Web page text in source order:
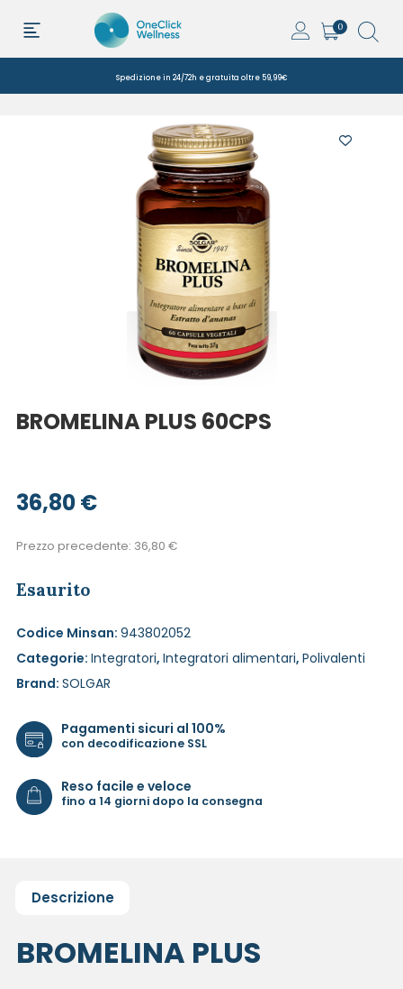
0
Spedizione in 24/72h e gratuita oltre 59,99€
BROMELINA PLUS 60CPS
36,80€
Prezzo precedente: 36,80 €
Esaurito
Codice Minsan: 943802052
Categorie: Integratori, Integratori alimentari, Polivalenti
Brand: SOLGAR
Pagamenti sicuri al 100%
con decodificazione SSL
Reso facile e veloce
fino a 14 giorni dopo la consegna
Descrizione
BROMELINA PLUS